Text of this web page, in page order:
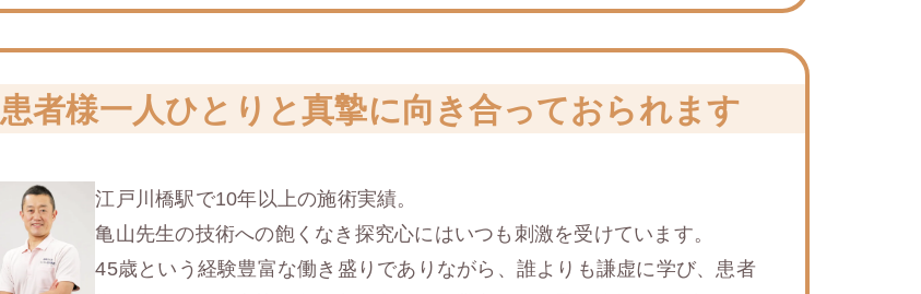
患者様一人ひとりと真摯に向き合っておられます
江戸川橋駅で10年以上の施術実績。
⻲山先生の技術への飽くなき探究心にはいつも刺激を受けています。
45歳という経験豊富な働き盛りでありながら、誰よりも謙虚に学び、患者